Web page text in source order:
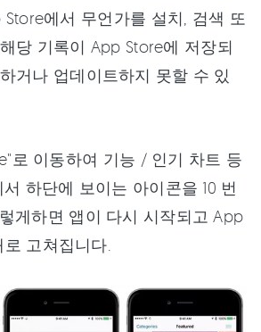
에서 무언가를 설치, 검색 또
당 기록이 App Store에 저장되
거나 업데이트하지 못할 수 있
로 이동하여 기능 / 인기 차트 등
하단에 보이는 아이콘을 10 번
게하면 앱이 다시 시작되고 App
고쳐집니다.